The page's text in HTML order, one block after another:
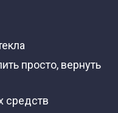
просто, вернуть
средств